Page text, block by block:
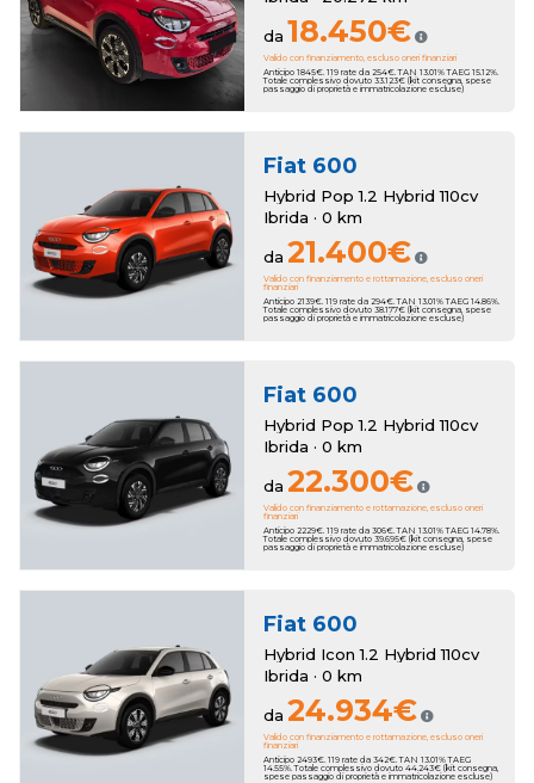
da 18.450€
Valido con finanziamento, escluso oneri finanziari
Anticipo 1845€. 119 rate da 254€. TAN 13.01% TAEG 15.12%.
Totale complessivo dovuto 33.123€ (kit consegna, spese
passaggio di proprietà e immatricolazione escluse)
Fiat 600
Hybrid Pop 1.2 Hybrid 110cv
Ibrida · 0 km
da 21.400€
Valido con finanziamento e rottamazione, escluso oneri
finanziari
Anticipo 2139€. 119 rate da 294€. TAN 13.01% TAEG 14.86%.
Totale complessivo dovuto 38.177€ (kit consegna, spese
passaggio di proprietà e immatricolazione escluse)
Fiat 600
Hybrid Pop 1.2 Hybrid 110cv
Ibrida · 0 km
da 22.300€
Valido con finanziamento e rottamazione, escluso oneri
finanziari
Anticipo 2229€. 119 rate da 306€. TAN 13.01% TAEG 14.78%.
Totale complessivo dovuto 39.695€ (kit consegna, spese
passaggio di proprietà e immatricolazione escluse)
Fiat 600
Hybrid Icon 1.2 Hybrid 110cv
Ibrida · 0 km
da 24.934€
Valido con finanziamento e rottamazione, escluso oneri
finanziari
Anticipo 2493€. 119 rate da 342€. TAN 13.01% TAEG
14.55%. Totale complessivo dovuto 44.243€ (kit consegna,
spese passaggio di proprietà e immatricolazione escluse)